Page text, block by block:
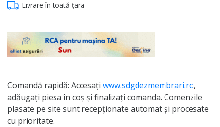
Livrare în toată țara
Comandă rapidă: Accesați www.sdgdezmembrari.ro,
adăugați piesa în coș și finalizați comanda. Comenzile
plasate pe site sunt recepționate automat și procesate
cu prioritate.